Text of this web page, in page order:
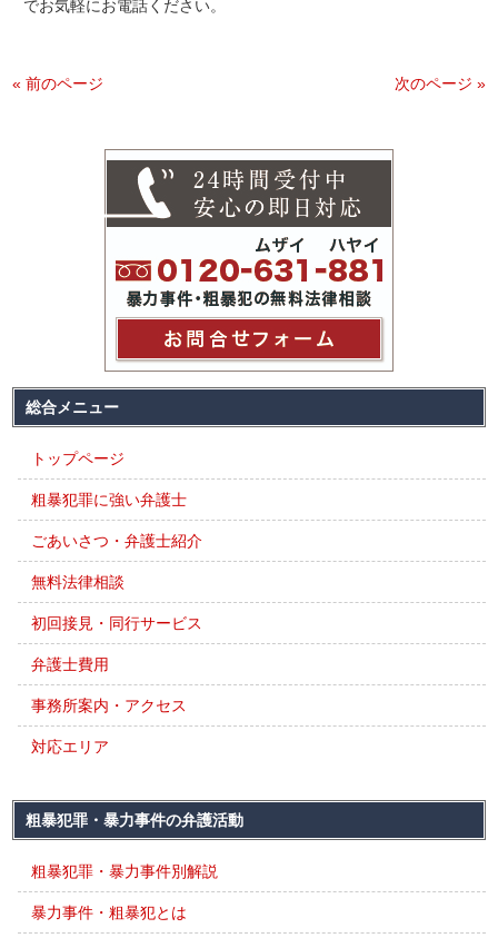
でお気軽にお電話ください。
« 前のページ 次のページ »
総合メニュー
トップページ
粗暴犯罪に強い弁護士
ごあいさつ・弁護士紹介
無料法律相談
初回接見・同行サービス
弁護士費用
事務所案内・アクセス
対応エリア
粗暴犯罪・暴力事件の弁護活動
粗暴犯罪・暴力事件別解説
暴力事件・粗暴犯とは